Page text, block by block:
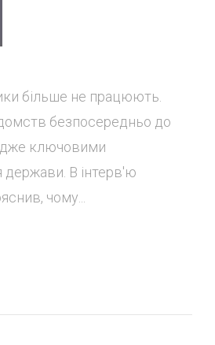
більше не працюють.
безпосередньо до
ключовими
держави. В інтерв'ю
чому...